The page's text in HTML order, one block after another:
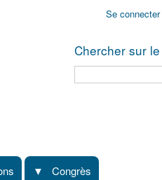
Se connecter
Chercher sur
Congrès